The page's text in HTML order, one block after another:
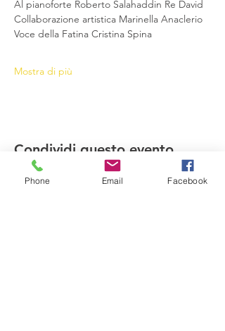
Al pianoforte Roberto Salahaddin Re David
Collaborazione artistica Marinella Anaclerio
Voce della Fatina Cristina Spina
Mostra di più
Condividi questo evento
Phone Email Facebook